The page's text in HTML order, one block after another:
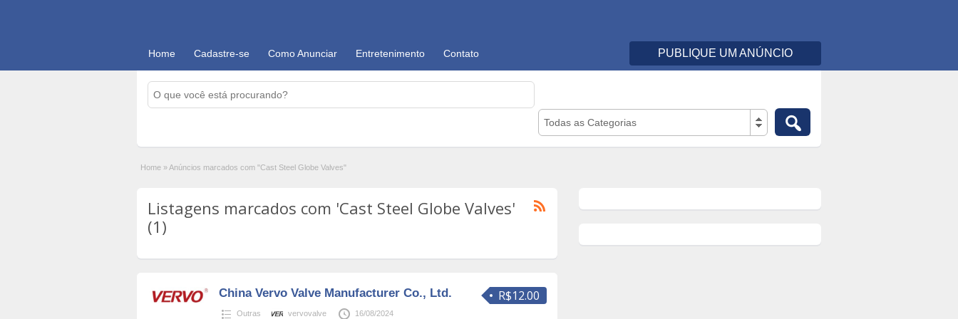
Home Cadastre-se Como Anunciar Entretenimento Contato PUBLIQUE UM ANÚNCIO
Todas as Categorias
Home »Anúncios marcados com "Cast Steel Globe Valves"
Listagens marcados com 'Cast Steel Globe Valves'
(1)
R$12.00
China Vervo Valve Manufacturer Co., Ltd.
Outras vervovalve 16/08/2024